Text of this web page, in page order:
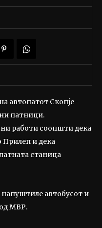
автопатот Скопје-
патници.
работи соопшти дека
Прилеп и дека
станица
автобусот и
МВР.